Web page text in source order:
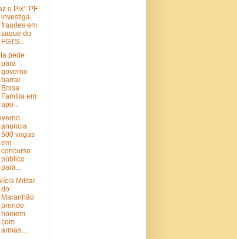
o Pix’: PF
investiga
fraudes em
saque do
FGTS...
pede
para
governo
barrar
Bolsa
Família em
apo...
anuncia
500 vagas
em
concurso
público
para...
Militar
do
Maranhão
prende
homem
com
armas...